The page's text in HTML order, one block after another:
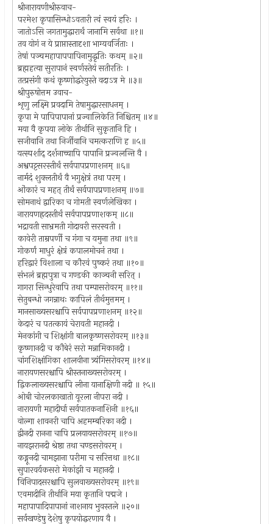
श्रीनारायणीश्रीरुवाच-
परमेश कृपासिन्धोऽवतारी त्वं स्वयं हरिः ।
जातोऽसि जगतामुद्धारार्थं जानामि सर्वथा ॥१॥
तव योगं न ये प्राप्तास्तादृशा भाग्यवर्जिताः ।
तेषां पञ्चमहापापपापिनामुद्धृतिः कथम् ॥२॥
ब्रह्महत्या सुरापानं स्वर्णस्तेयं सतीरतिः ।
तत्प्रसंगी कथं कृष्णोद्धरेयुस्ते वदाऽत्र मे ॥३॥
श्रीपुरुषोत्तम उवाच-
शृणु लक्ष्मि प्रवदामि तेषामुद्धारसाधनम् ।
कृपा मे पापिपापानां प्रज्वालिकेति निश्चितम् ॥४॥
मया वै कृपया लोके तीर्थानि सुकृतानि हि ।
सजीवानि तथा निर्जीवानि चमत्कराणि ह ॥५॥
यत्स्पर्शाद् दर्शनाच्चापि पापानि प्रज्वलन्ति वै ।
अश्वपट्टसरस्तीर्थं सर्वपापप्रणाशनम् ॥६॥
नार्मदं शुक्लतीर्थं वै भगुक्षेत्रं तथा परम् ।
ओंकारं च महत् तीर्थं सर्वपापप्रणाशनम् ॥७॥
सोमनाथं द्वारिका च गोमती स्वर्णलेखिका ।
नारायणह्रदस्तीर्थं सर्वपापप्रणाशकम् ॥८॥
भद्रावती साभ्रमती गोदावरी सरस्वती ।
कावेरी ताम्रपर्णी च गंगा च यमुना तथा ॥९॥
गोकर्णं माधुरं क्षेत्रं कपालमोचनं तथा ।
हरिद्वारं विशाला च कौरवं पुष्करं तथा ॥१०॥
संभलं ब्रह्मपुत्रा च गण्डकी काञ्चनी सरित् ।
गागरा सिन्धुरेवापि तथा पम्पासरोवरम् ॥११॥
सेतुबन्धो जगन्नाथः कापिलं तीर्थमुत्तमम् ।
मानसाख्यसरश्चापि सर्वपापप्रणाशनम् ॥१२॥
केदारं च पतत्कायं चेरावती महानदी ।
मेनकांगी च शिक्षांगी बालकृष्णसरोवरम् ॥१३॥
कृष्णानदी च कौबेरं सरो मन्नामिकानदी ।
चांगशिक्षांगिका शालवीना त्र्यंगिसरोवरम् ॥१४॥
नारायणसरश्चापि श्रीस्तनाख्यसरोवरम् ।
द्विकलाख्यसरश्चापि लीना यानाक्षिणी नदी ॥ १५॥
ओबी चोरलकाखातो यूरला नीपरा नदी ।
नारायणी महादीर्घा सर्वपातकनाशिनी ॥१६॥
वोल्गा शावनरी चापि अहमम्बरिका नदी ।
द्वीनदी रानना चापि प्रलयायसरोवरम् ॥१७॥
नायझरानदी श्रेष्ठा तथा चण्डसरोवरम् ।
कङ्गूनदी चामझाना परीमा च सरित्तथा ॥१८॥
सुपारवर्यकसरो मेकांझी च महानदी ।
विनिपादसरश्चापि सुलवाख्यसरोवरम् ॥१९॥
एवमादीनि तीर्थानि मया कृतानि पद्मजे ।
महापापादिपापानां नाशनाय भुवस्तले ॥२०॥
सर्वखण्डेषु देशेषु कृपयोद्धरणाय वै ।